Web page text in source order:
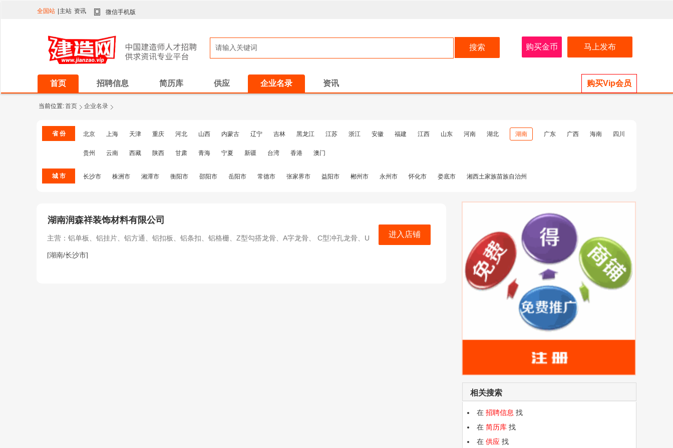
全国站 主站 资讯 微信手机版
马上发布
购买金币
首页 招聘信息 简历库 供应 企业名录 资讯 购买Vip会员
当前位置:首页 企业名录
省 份 北京 上海 天津 重庆 河北 山西 内蒙古 辽宁 吉林 黑龙江 江苏 浙江 安徽 福建 江西 山东 河南 湖北 湖南 广东 广西 海南 四川
贵州 云南 西藏 陕西 甘肃 青海 宁夏 新疆 台湾 香港 澳门
城 市 长沙市 株洲市 湘潭市 衡阳市 邵阳市 岳阳市 常德市 张家界市 益阳市 郴州市 永州市 怀化市 娄底市 湘西土家族苗族自治州
湖南润森祥装饰材料有限公司
主营：铝单板、铝挂片、铝方通、铝扣板、铝条扣、铝格栅、Z型勾搭龙骨、A字龙骨、 C型冲孔龙骨、U
单板、冲孔铝单板、异型铝单板、弧形铝单板、铝单板幕墙、轻钢龙骨、烤漆龙骨、圆管天花、竹木纤维
板
[湖南/长沙市]
进入店铺
相关搜索
在 招聘信息 找
在 简历库 找
在 供应 找